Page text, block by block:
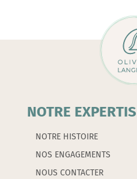
NOTRE
NOTRE HISTOIRE
NOS ENGAGEMENTS
NOUS CONTACTER